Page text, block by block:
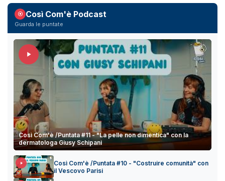
Così Com'è Podcast
Guarda le puntate
Così Com'è /Puntata #11 - "La pelle non dimentica" con la
dermatologa Giusy Schipani
Così Com'è /Puntata #10 - "Costruire comunità" con
il Vescovo Parisi